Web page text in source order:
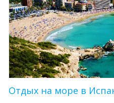
Отдых на море в